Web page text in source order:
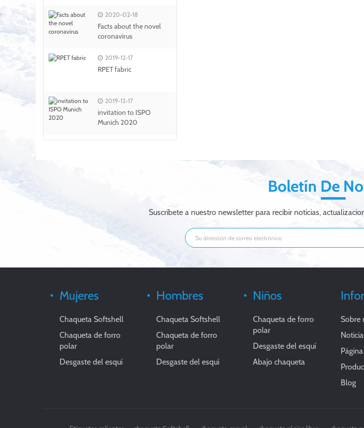
2020-02-18
Facts about the novel
coronavirus
2019-12-17
RPET fabric
2019-12-17
invitation to ISPO
Munich 2020
Boletín De
Suscríbete a nuestro newsletter para recibir noticias,
Mujeres
Chaqueta Softshell
Chaqueta de forro
polar
Desgaste del esquí
Hombres
Chaqueta Softshell
Chaqueta de forro
polar
Desgaste del esquí
Niños
Chaqueta de forro
polar
Desgaste del esquí
Abajo chaqueta
Sobre
Blog